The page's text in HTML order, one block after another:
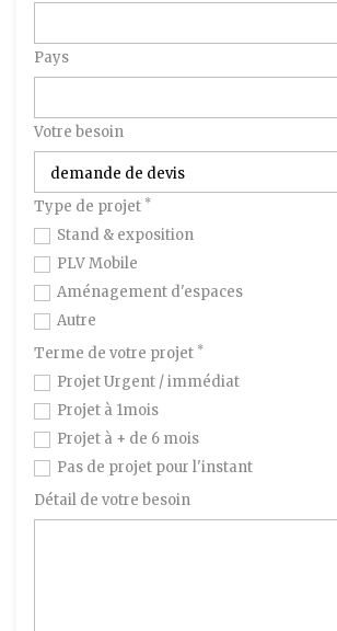
Pays
Votre besoin
Type de projet *
Stand & exposition
PLV Mobile
Aménagement d'espaces
Autre
Terme de votre projet *
Projet Urgent / immédiat
Projet à 1mois
Projet à + de 6 mois
Pas de projet pour l'instant
Détail de votre besoin